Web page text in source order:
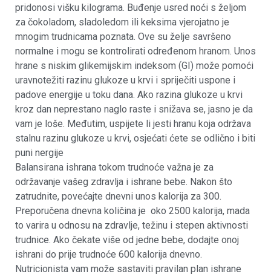
pridonosi višku kilograma. Buđenje usred noći s željom
za čokoladom, sladoledom ili keksima vjerojatno je
mnogim trudnicama poznata. Ove su želje savršeno
normalne i mogu se kontrolirati određenom hranom. Unos
hrane s niskim glikemijskim indeksom (GI) može pomoći
uravnotežiti razinu glukoze u krvi i spriječiti uspone i
padove energije u toku dana. Ako razina glukoze u krvi
kroz dan neprestano naglo raste i snižava se, jasno je da
vam je loše. Međutim, uspijete li jesti hranu koja održava
stalnu razinu glukoze u krvi, osjećati ćete se odlično i biti
puni nergije
Balansirana ishrana tokom trudnoće važna je za
održavanje vašeg zdravlja i ishrane bebe. Nakon što
zatrudnite, povećajte dnevni unos kalorija za 300.
Preporučena dnevna količina je oko 2500 kalorija, mada
to varira u odnosu na zdravlje, težinu i stepen aktivnosti
trudnice. Ako čekate više od jedne bebe, dodajte onoj
ishrani do prije trudnoće 600 kalorija dnevno.
Nutricionista vam može sastaviti pravilan plan ishrane